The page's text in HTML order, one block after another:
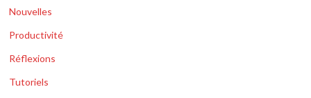
Nouvelles
Productivité
Réflexions
Tutoriels